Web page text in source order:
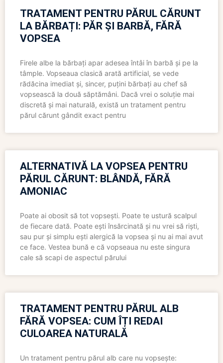
TRATAMENT PENTRU PĂRUL CĂRUNT
LA BĂRBAȚI: PĂR ȘI BARBĂ, FĂRĂ
VOPSEA
Firele albe la bărbați apar adesea întâi în barbă și pe la
tâmple. Vopseaua clasică arată artificial, se vede
rădăcina imediat și, sincer, puțini bărbați au chef să
vopsească la două săptămâni. Dacă vrei o soluție mai
discretă și mai naturală, există un tratament pentru
părul cărunt gândit exact pentru
ALTERNATIVĂ LA VOPSEA PENTRU
PĂRUL CĂRUNT: BLÂNDĂ, FĂRĂ
AMONIAC
Poate ai obosit să tot vopsești. Poate te ustură scalpul
de fiecare dată. Poate ești însărcinată și nu vrei să riști,
sau pur și simplu ești alergică la vopsea și nu ai mai avut
ce face. Vestea bună e că vopseaua nu este singura
cale să scapi de aspectul părului
TRATAMENT PENTRU PĂRUL ALB
FĂRĂ VOPSEA: CUM ÎȚI REDAI
CULOAREA NATURALĂ
Un tratament pentru părul alb care nu vopsește: